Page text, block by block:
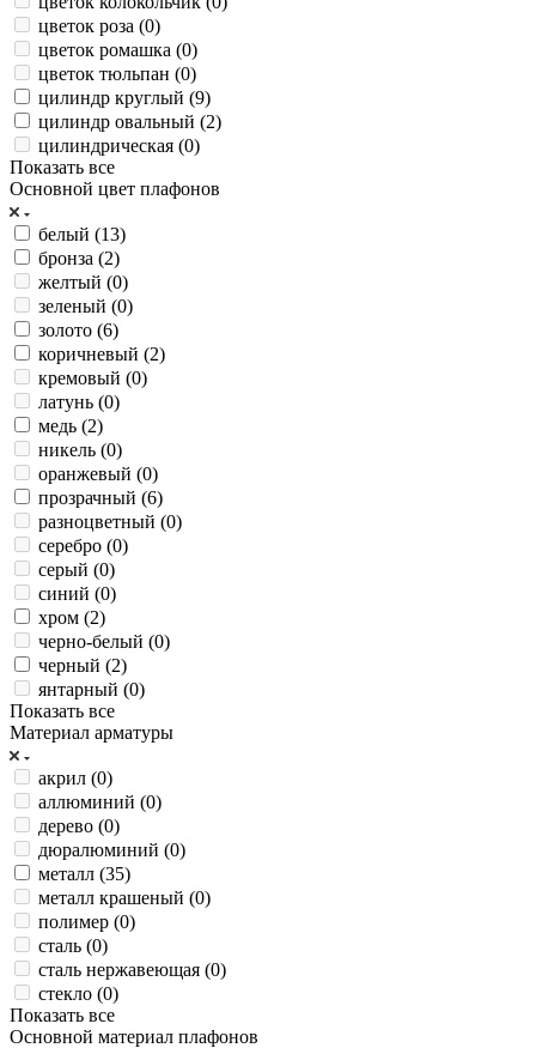
цветок роза (0)
цветок ромашка (0)
цветок тюльпан (0)
цилиндр круглый (9)
цилиндр овальный (2)
цилиндрическая (0)
Показать все
Основной цвет плафонов
белый (13)
бронза (2)
желтый (0)
зеленый (0)
золото (6)
коричневый (2)
кремовый (0)
латунь (0)
медь (2)
никель (0)
оранжевый (0)
прозрачный (6)
разноцветный (0)
серебро (0)
серый (0)
синий (0)
хром (2)
черно-белый (0)
черный (2)
янтарный (0)
Показать все
Материал арматуры
акрил (0)
аллюминий (0)
дерево (0)
дюралюминий (0)
металл (35)
металл крашеный (0)
полимер (0)
сталь (0)
сталь нержавеющая (0)
стекло (0)
Показать все
Основной материал плафонов